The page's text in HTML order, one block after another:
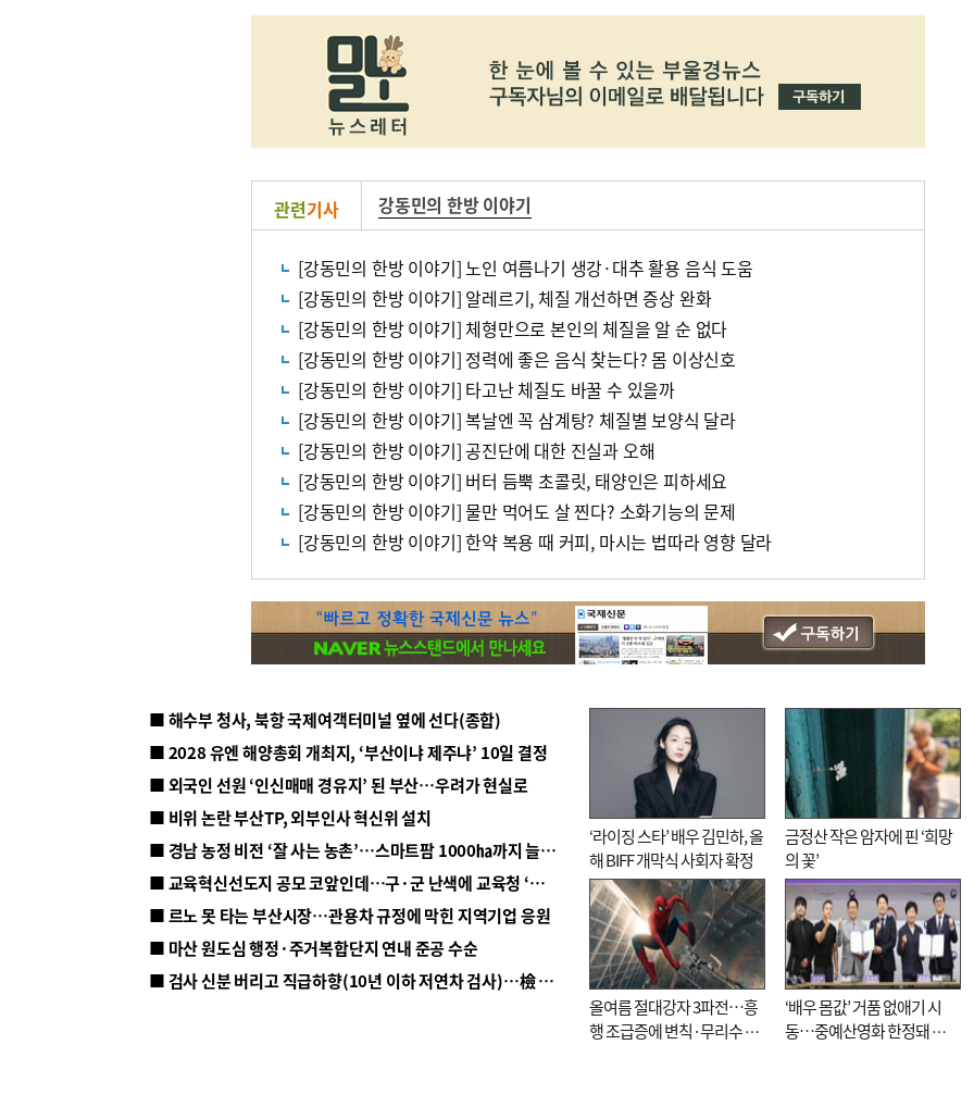
관련기사 강동민의 한방 이야기
[강동민의 한방 이야기] 노인 여름나기 생강·대추 활용 음식 도움
[강동민의 한방 이야기] 알레르기, 체질 개선하면 증상 완화
[강동민의 한방 이야기] 체형만으로 본인의 체질을 알 순 없다
[강동민의 한방 이야기] 정력에 좋은 음식 찾는다? 몸 이상신호
[강동민의 한방 이야기] 타고난 체질도 바꿀 수 있을까
[강동민의 한방 이야기] 복날엔 꼭 삼계탕? 체질별 보양식 달라
[강동민의 한방 이야기] 공진단에 대한 진실과 오해
[강동민의 한방 이야기] 버터 듬뿍 초콜릿, 태양인은 피하세요
[강동민의 한방 이야기] 물만 먹어도 살 찐다? 소화기능의 문제
[강동민의 한방 이야기] 한약 복용 때 커피, 마시는 법따라 영향 달라
■ 해수부 청사, 북항 국제여객터미널 옆에 선다(종합)
■ 2028 유엔 해양총회 개최지, ‘부산이냐 제주냐’ 10일 결정
■ 외국인 선원 ‘인신매매 경유지’ 된 부산…우려가 현실로
■ 비위 논란 부산TP, 외부인사 혁신위 설치
■ 경남 농정 비전 ‘잘 사는 농촌’…스마트팜 1000㏊까지 늘린다
■ 교육혁신선도지 공모 코앞인데…구·군 난색에 교육청 ‘쩔쩔’
■ 르노 못 타는 부산시장…관용차 규정에 막힌 지역기업 응원
■ 마산 원도심 행정·주거복합단지 연내 준공 수순
■ 검사 신분 버리고 직급하향(10년 이하 저연차 검사)…檢 중수청행 기피
‘라이징 스타’ 배우 김민하, 올
해 BIFF 개막식 사회자 확정
금정산 작은 암자에 핀 ‘희망
의 꽃’
올여름 절대강자 3파전…흥
행 조급증에 변칙·무리수 마
‘배우 몸값’ 거품 없애기 시
동…중예산영화 한정돼 실